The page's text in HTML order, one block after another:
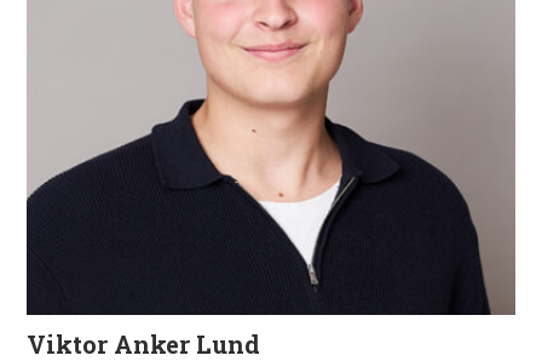
Viktor Anker Lund